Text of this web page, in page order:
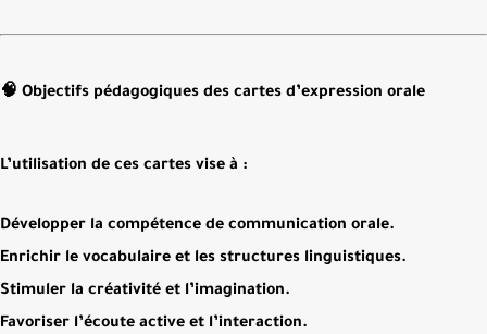
🧠 Objectifs pédagogiques des cartes d’expression orale
L’utilisation de ces cartes vise à :
Développer la compétence de communication orale.
Enrichir le vocabulaire et les structures linguistiques.
Stimuler la créativité et l’imagination.
Favoriser l’écoute active et l’interaction.